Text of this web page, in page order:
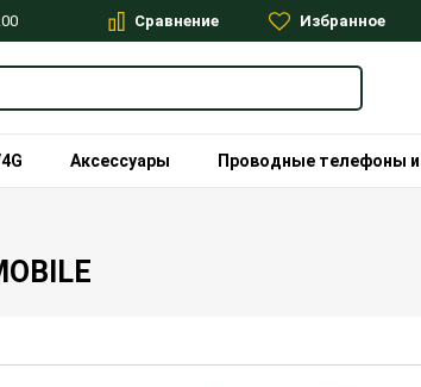
Сравнение Избранное
Аксессуары Проводные телефоны